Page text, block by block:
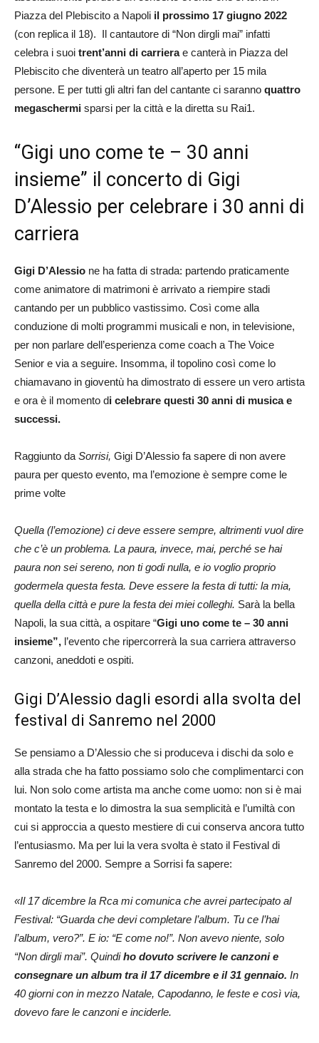
Piazza del Plebiscito a Napoli il prossimo 17 giugno 2022
(con replica il 18). Il cantautore di “Non dirgli mai” infatti
celebra i suoi trent’anni di carrierae canterà in Piazza del
Plebiscito che diventerà un teatro all’aperto per 15 mila
persone. E per tutti gli altri fan del cantante ci saranno quattro
megaschermi sparsi per la città e la diretta su Rai1.
“Gigi uno come te – 30 anni
insieme” il concerto di Gigi
D’Alessio per celebrare i 30 anni di
carriera
Gigi D’Alessio ne ha fatta di strada: partendo praticamente
come animatore di matrimoni è arrivato a riempire stadi
cantando per un pubblico vastissimo. Così come alla
conduzione di molti programmi musicali e non, in televisione,
per non parlare dell’esperienza come coach a The Voice
Senior e via a seguire. Insomma, il topolino così come lo
chiamavano in gioventù ha dimostrato di essere un vero artista
e ora è il momento di celebrare questi 30 anni di musica e
successi.
Raggiunto da Sorrisi, Gigi D’Alessio fa sapere di non avere
paura per questo evento, ma l’emozione è sempre come le
prime volte
Quella (l’emozione) ci deve essere sempre, altrimenti vuol dire
che c’è un problema. La paura, invece, mai, perché se hai
paura non sei sereno, non ti godi nulla, e io voglio proprio
godermela questa festa. Deve essere la festa di tutti: la mia,
quella della città e pure la festa dei miei colleghi. Sarà la bella
Napoli, la sua città, a ospitare “Gigi uno come te – 30 anni
insieme”, l’evento che ripercorrerà la sua carriera attraverso
canzoni, aneddoti e ospiti.
Gigi D’Alessio dagli esordi alla svolta del
festival di Sanremo nel 2000
Se pensiamo a D’Alessio che si produceva i dischi da solo e
alla strada che ha fatto possiamo solo che complimentarci con
lui. Non solo come artista ma anche come uomo: non si è mai
montato la testa e lo dimostra la sua semplicità e l’umiltà con
cui si approccia a questo mestiere di cui conserva ancora tutto
l’entusiasmo. Ma per lui la vera svolta è stato il Festival di
Sanremo del 2000. Sempre a Sorrisi fa sapere:
«Il 17 dicembre la Rca mi comunica che avrei partecipato al
Festival: “Guarda che devi completare l’album. Tu ce l’hai
l’album, vero?”. E io: “E come no!”. Non avevo niente, solo
“Non dirgli mai”. Quindiho dovuto scrivere le canzoni e
consegnare un album tra il 17 dicembre e il 31 gennaio. In
40 giorni con in mezzo Natale, Capodanno, le feste e così via,
dovevo fare le canzoni e inciderle.